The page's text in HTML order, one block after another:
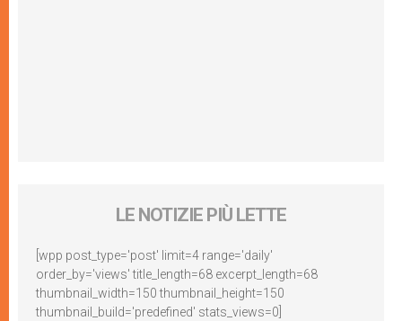
LE NOTIZIE PIÙ LETTE
[wpp post_type='post' limit=4 range='daily'
order_by='views' title_length=68 excerpt_length=68
thumbnail_width=150 thumbnail_height=150
thumbnail_build='predefined' stats_views=0]